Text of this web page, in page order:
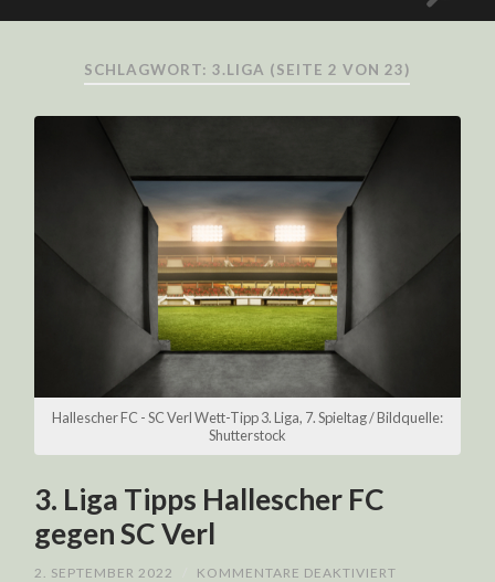
SCHLAGWORT: 3.LIGA (SEITE 2 VON 23)
Hallescher FC - SC Verl Wett-Tipp 3. Liga, 7. Spieltag / Bildquelle:
Shutterstock
3. Liga Tipps Hallescher FC
gegen SC Verl
2. SEPTEMBER 2022 KOMMENTARE DEAKTIVIERT